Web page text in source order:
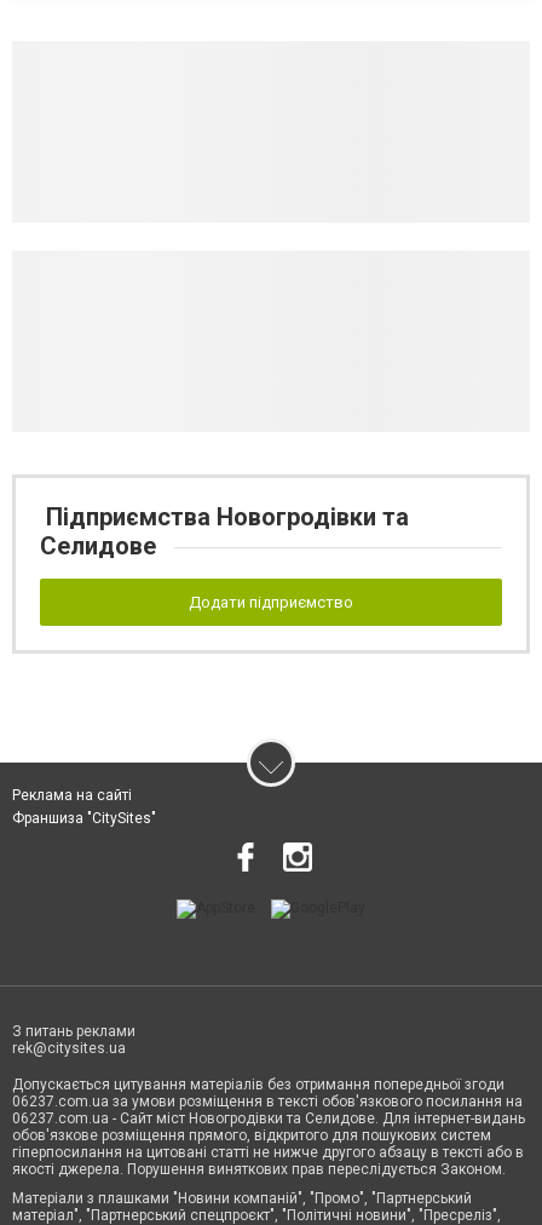
Підприємства Новогродівки та
Селидове
Додати підприємство
Реклама на сайті
Франшиза "CitySites"
З питань реклами
rek@citysites.ua
Допускається цитування матеріалів без отримання попередньої згоди
06237.com.ua за умови розміщення в тексті обов'язкового посилання на
06237.com.ua - Сайт міст Новогродівки та Селидове. Для інтернет-видань
обов'язкове розміщення прямого, відкритого для пошукових систем
гіперпосилання на цитовані статті не нижче другого абзацу в тексті або в
якості джерела. Порушення виняткових прав переслідується Законом.
Матеріали з плашками "Новини компаній", "Промо", "Партнерський
матеріал", "Партнерський спецпроєкт", "Політичні новини", "Пресреліз",